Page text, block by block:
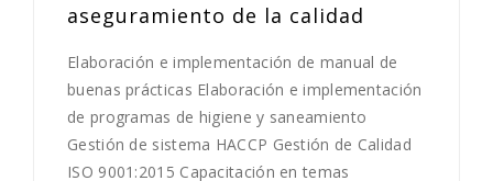
aseguramiento de la calidad
Elaboración e implementación de manual de
buenas prácticas Elaboración e implementación
de programas de higiene y saneamiento
Gestión de sistema HACCP Gestión de Calidad
ISO 9001:2015 Capacitación en temas